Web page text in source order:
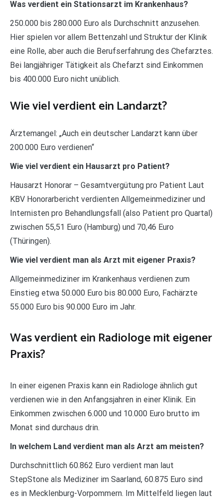
Was verdient ein Stationsarzt im Krankenhaus?
250.000 bis 280.000 Euro als Durchschnitt anzusehen.
Hier spielen vor allem Bettenzahl und Struktur der Klinik
eine Rolle, aber auch die Berufserfahrung des Chefarztes.
Bei langjähriger Tätigkeit als Chefarzt sind Einkommen
bis 400.000 Euro nicht unüblich.
Wie viel verdient ein Landarzt?
Ärztemangel: „Auch ein deutscher Landarzt kann über
200.000 Euro verdienen“
Wie viel verdient ein Hausarzt pro Patient?
Hausarzt Honorar – Gesamtvergütung pro Patient Laut
KBV Honorarbericht verdienten Allgemeinmediziner und
Internisten pro Behandlungsfall (also Patient pro Quartal)
zwischen 55,51 Euro (Hamburg) und 70,46 Euro
(Thüringen).
Wie viel verdient man als Arzt mit eigener Praxis?
Allgemeinmediziner im Krankenhaus verdienen zum
Einstieg etwa 50.000 Euro bis 80.000 Euro, Fachärzte
55.000 Euro bis 90.000 Euro im Jahr.
Was verdient ein Radiologe mit eigener
Praxis?
In einer eigenen Praxis kann ein Radiologe ähnlich gut
verdienen wie in den Anfangsjahren in einer Klinik. Ein
Einkommen zwischen 6.000 und 10.000 Euro brutto im
Monat sind durchaus drin.
In welchem Land verdient man als Arzt am meisten?
Durchschnittlich 60.862 Euro verdient man laut
StepStone als Mediziner im Saarland, 60.875 Euro sind
es in Mecklenburg-Vorpommern. Im Mittelfeld liegen laut